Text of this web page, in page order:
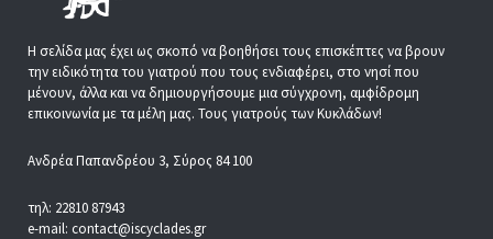
Η σελίδα μας έχει ως σκοπό να βοηθήσει τους επισκέπτες να βρουν
την ειδικότητα του γιατρού που τους ενδιαφέρει, στο νησί που
μένουν, άλλα και να δημιουργήσουμε μια σύγχρονη, αμφίδρομη
επικοινωνία με τα μέλη μας. Τους γιατρούς των Κυκλάδων!
Ανδρέα Παπανδρέου 3, Σύρος 84 100
τηλ: 22810 87943
e-mail: contact@iscyclades.gr